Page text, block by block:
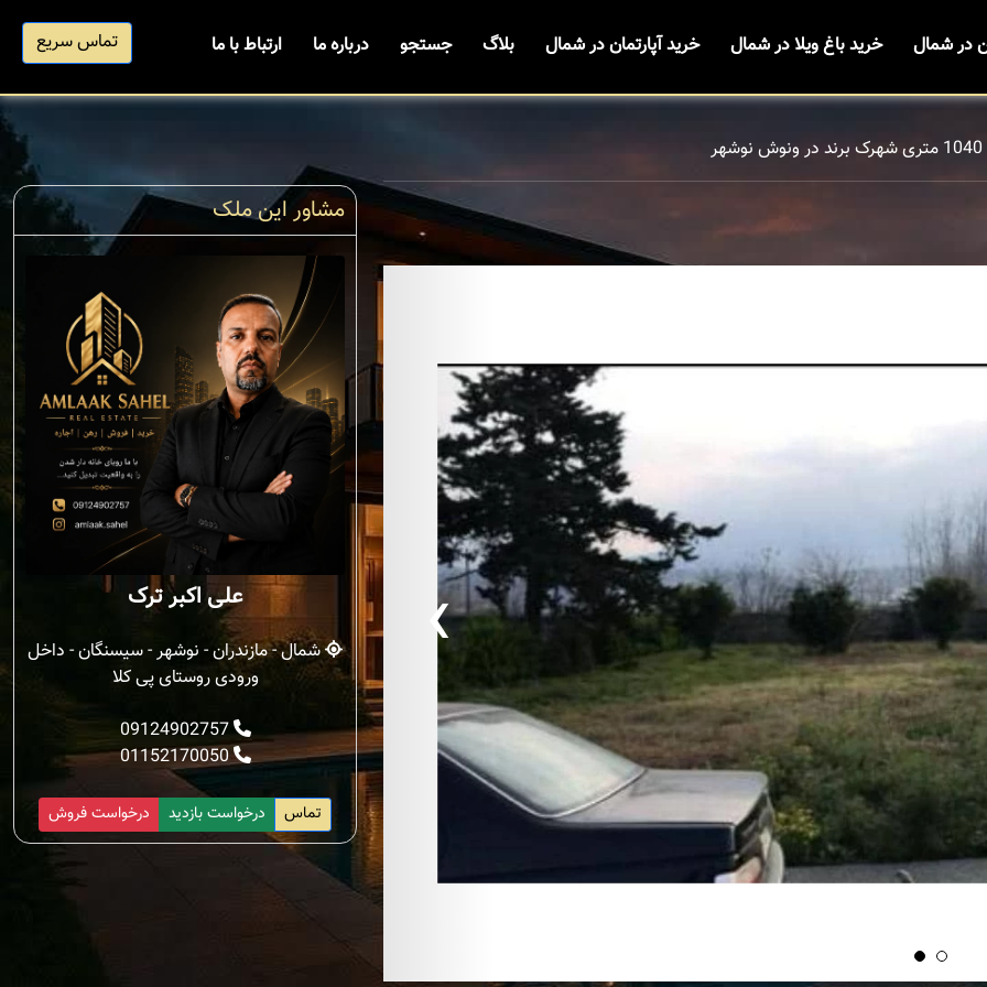
در شمال خرید باغ ویلا در شمال خرید آپارتمان در شمال بلاگ جستجو درباره ما ارتباط با ما تماس سریع
‹
مشاور این ملک
علی اکبر ترک
شمال - مازندران - نوشهر - سیسنگان - داخل
ورودی روستای پی کلا
09124902757
01152170050
درخواست فروش درخواست بازدید تماس